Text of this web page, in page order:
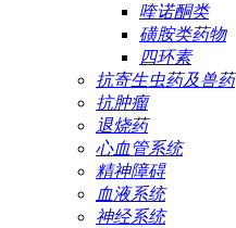
喹诺酮类
磺胺类药物
四环素
抗寄生虫药及兽药
抗肿瘤
退烧药
心血管系统
精神障碍
血液系统
神经系统